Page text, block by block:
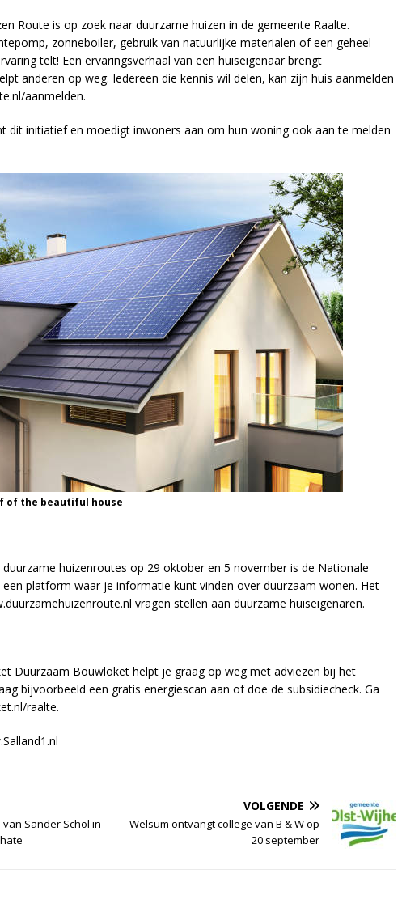
Route is op zoek naar duurzame huizen in de gemeente Raalte.
zonneboiler, gebruik van natuurlijke materialen of een geheel
telt! Een ervaringsverhaal van een huiseigenaar brengt
anderen op weg. Iedereen die kennis wil delen, kan zijn huis aanmelden
aanmelden.
dit initiatief en moedigt inwoners aan om hun woning ook aan te melden
of the beautiful house
huizenroutes op 29 oktober en 5 november is de Nationale
platform waar je informatie kunt vinden over duurzaam wonen. Het
vragen stellen aan duurzame huiseigenaren.
Duurzaam Bouwloket helpt je graag op weg met adviezen bij het
bijvoorbeeld een gratis energiescan aan of doe de subsidiecheck. Ga
raalte.
Sander Schol in
VOLGENDE
Welsum ontvangt college van B & W op
20 september